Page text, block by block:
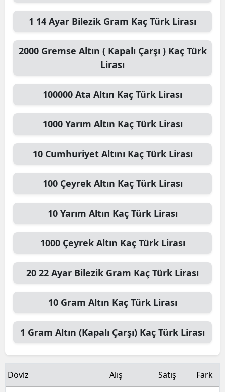
1 14 Ayar Bilezik Gram Kaç Türk Lirası
2000 Gremse Altın ( Kapalı Çarşı )Kaç Türk
Lirası
100000 Ata Altın Kaç Türk Lirası
1000 Yarım Altın Kaç Türk Lirası
10 Cumhuriyet Altını Kaç Türk Lirası
100 Çeyrek Altın Kaç Türk Lirası
10 Yarım Altın Kaç Türk Lirası
1000 Çeyrek Altın Kaç Türk Lirası
20 22 Ayar Bilezik Gram Kaç Türk Lirası
10 Gram Altın Kaç Türk Lirası
1 Gram Altın (Kapalı Çarşı) Kaç Türk Lirası
Döviz Alış Satış Fark